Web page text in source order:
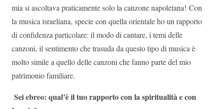
mia si ascoltava praticamente solo la canzone napoletana! Con
la musica israeliana, specie con quella orientale ho un rapporto
di confidenza particolare: il modo di cantare, i temi delle
canzoni, il sentimento che trasuda da questo tipo di musica è
molto simile a quello delle canzoni che fanno parte del mio
patrimonio familiare.
Sei ebreo: qual’è il tuo rapporto con la spiritualità e con